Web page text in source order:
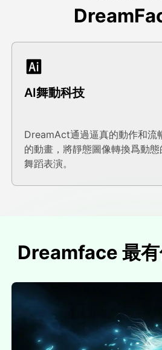
AI舞動科技
DreamAct通過逼真的動作和流
的動畫，將靜態圖像轉換爲動態
舞蹈表演。
Dreamface 最